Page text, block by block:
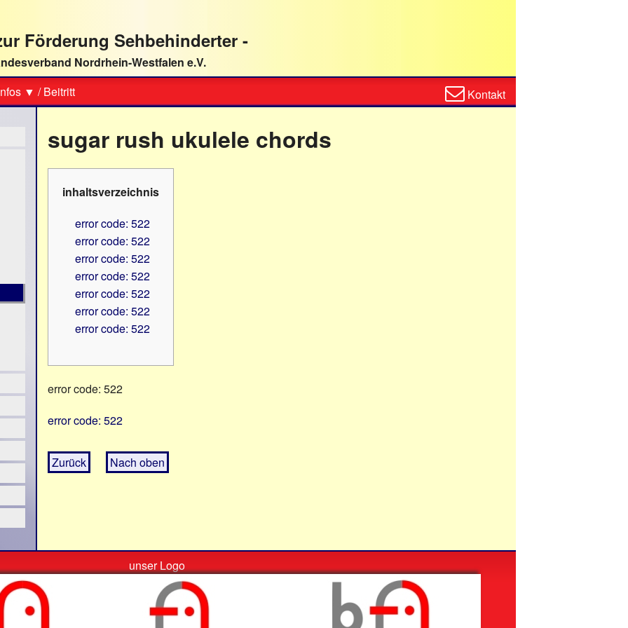
Förderung Sehbehinderter -
Nordrhein-Westfalen e.V.
▼ /Beitritt
Kontaktformular
Kontakt
sugar rush ukulele chords
inhaltsverzeichnis
error code: 522
error code: 522
error code: 522
error code: 522
error code: 522
error code: 522
error code: 522
error code: 522
error code: 522
Zurück Nach oben
unser Logo